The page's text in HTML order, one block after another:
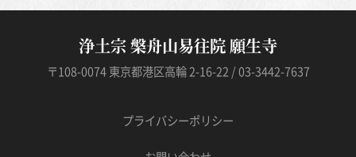
浄土宗 槃舟山易往院 願生寺
〒108-0074 東京都港区高輪 2-16-22 / 03-3442-7637
プライバシーポリシー